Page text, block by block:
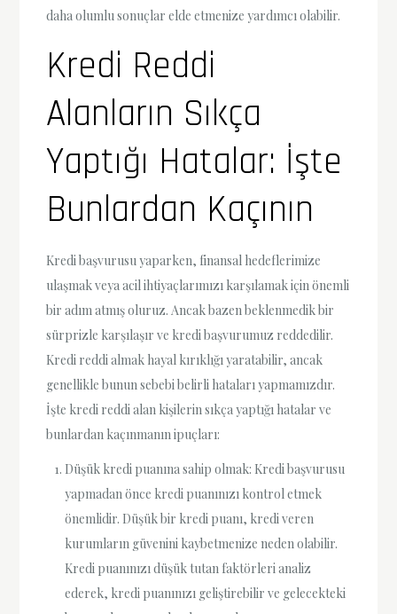
daha olumlu sonuçlar elde etmenize yardımcı olabilir.
Kredi Reddi
Alanların Sıkça
Yaptığı Hatalar: İşte
Bunlardan Kaçının
Kredi başvurusu yaparken, finansal hedeflerimize
ulaşmak veya acil ihtiyaçlarımızı karşılamak için önemli
bir adım atmış oluruz. Ancak bazen beklenmedik bir
sürprizle karşılaşır ve kredi başvurumuz reddedilir.
Kredi reddi almak hayal kırıklığı yaratabilir, ancak
genellikle bunun sebebi belirli hataları yapmamızdır.
İşte kredi reddi alan kişilerin sıkça yaptığı hatalar ve
bunlardan kaçınmanın ipuçları:
Düşük kredi puanına sahip olmak: Kredi başvurusu
yapmadan önce kredi puanınızı kontrol etmek
önemlidir. Düşük bir kredi puanı, kredi veren
kurumların güvenini kaybetmenize neden olabilir.
Kredi puanınızı düşük tutan faktörleri analiz
ederek, kredi puanınızı geliştirebilir ve gelecekteki